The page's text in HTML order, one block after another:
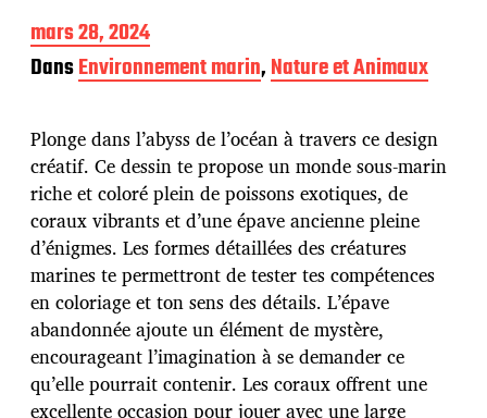
D
a
t
e
p
u
b
l
i
c
a
t
i
o
n
mars 28, 2024
DansEnvironnement marin,Nature et Animaux
Plonge dans l’abyss de l’océan à travers ce design
créatif. Ce dessin te propose un monde sous-marin
riche et coloré plein de poissons exotiques, de
coraux vibrants et d’une épave ancienne pleine
d’énigmes. Les formes détaillées des créatures
marines te permettront de tester tes compétences
en coloriage et ton sens des détails. L’épave
abandonnée ajoute un élément de mystère,
encourageant l’imagination à se demander ce
qu’elle pourrait contenir. Les coraux offrent une
excellente occasion pour jouer avec une large